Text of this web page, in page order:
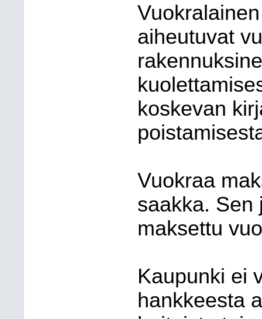
aiheutuvat
koskevan
Vuokraa
saakka. Sen
maksettu
Kaupunki ei
hankkeesta